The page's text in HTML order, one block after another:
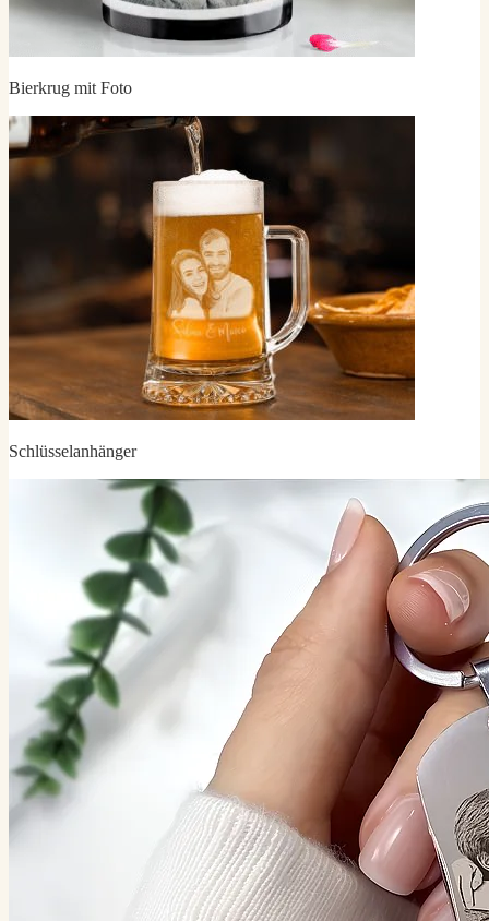
Bierkrug mit Foto
Schlüsselanhänger